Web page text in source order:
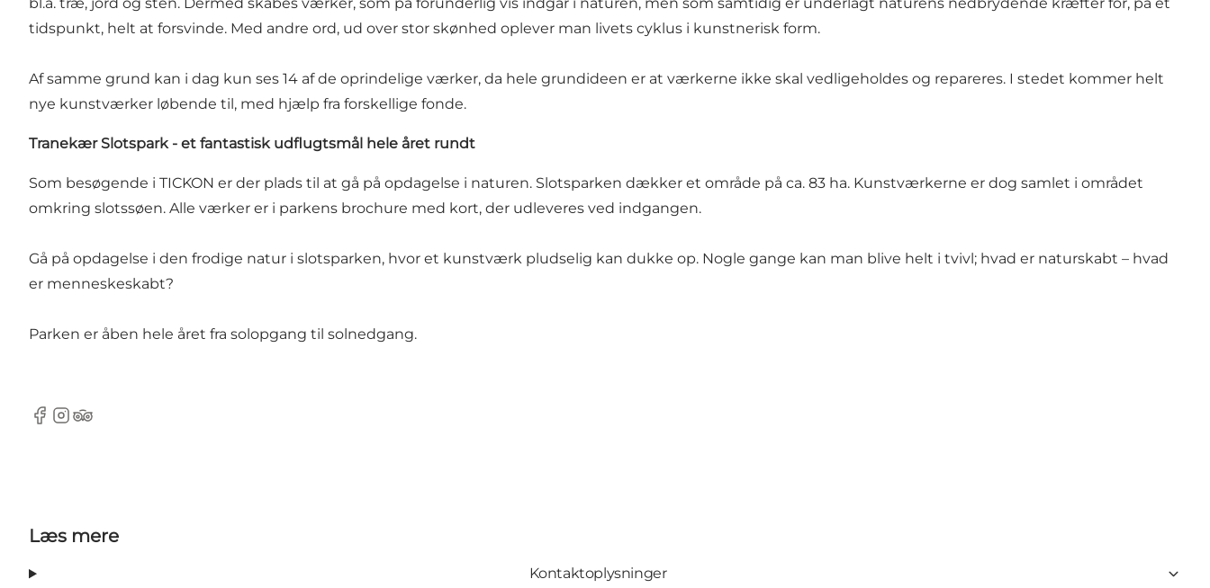
tidspunkt, helt at forsvinde. Med andre ord, ud over stor skønhed oplever man livets cyklus i kunstnerisk form.
Af samme grund kan i dag kun ses 14 af de oprindelige værker, da hele grundideen er at værkerne ikke skal vedligeholdes og repareres. I stedet kommer helt
nye kunstværker løbende til, med hjælp fra forskellige fonde.
Tranekær Slotspark - et fantastisk udflugtsmål hele året rundt
Som besøgende i TICKON er der plads til at gå på opdagelse i naturen. Slotsparken dækker et område på ca. 83 ha. Kunstværkerne er dog samlet i området
omkring slotssøen. Alle værker er i parkens brochure med kort, der udleveres ved indgangen.
Gå på opdagelse i den frodige natur i slotsparken, hvor et kunstværk pludselig kan dukke op. Nogle gange kan man blive helt i tvivl; hvad er naturskabt – hvad
er menneskeskabt?
Parken er åben hele året fra solopgang til solnedgang.
Facebook
Instagram
Tripadvisor
Læs mere
Kontaktoplysninger